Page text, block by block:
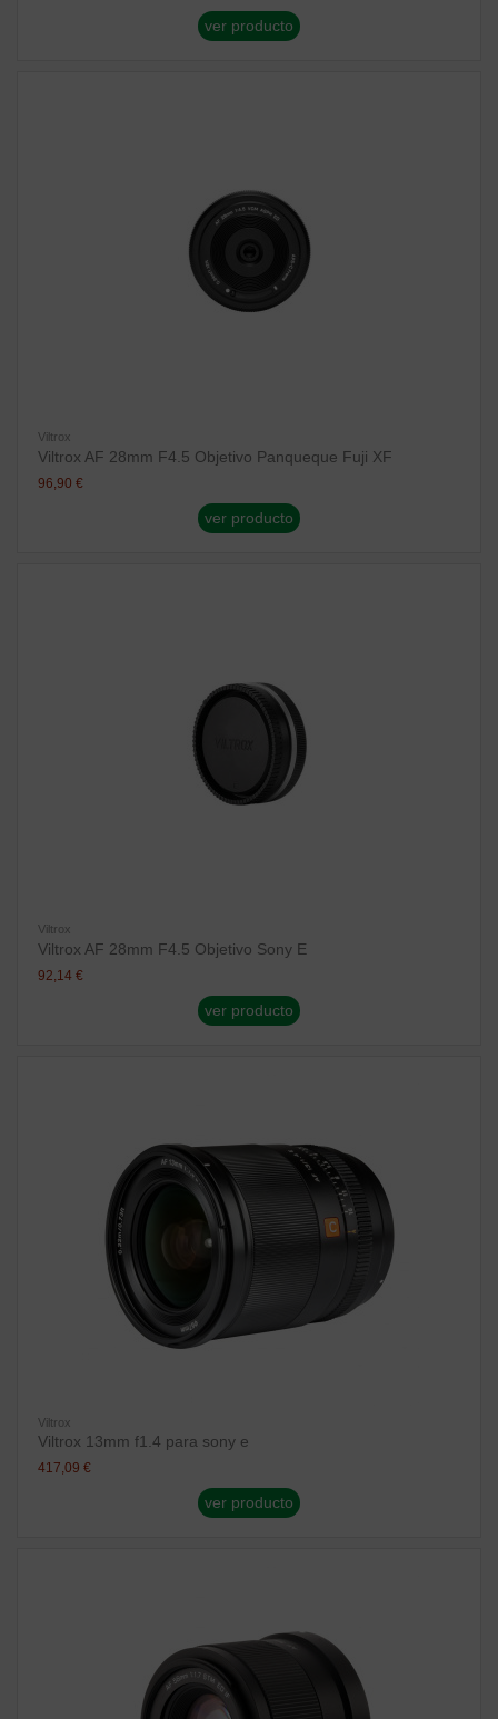
ver producto
Viltrox
Viltrox AF 28mm F4.5 Objetivo Panqueque Fuji XF
96,90 €
ver producto
Viltrox
Viltrox AF 28mm F4.5 Objetivo Sony E
92,14 €
ver producto
Viltrox
Viltrox 13mm f1.4 para sony e
417,09 €
ver producto